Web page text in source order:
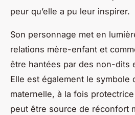
peur qu’elle a pu leur inspirer.
Son personnage met en
relations mère-enfant et
être hantées par des non-dits
Elle est également le symbole
maternelle, à la fois
peut être source de réconfort